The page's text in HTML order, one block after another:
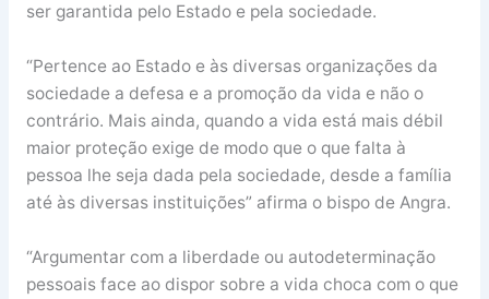
ser garantida pelo Estado e pela sociedade.
“Pertence ao Estado e às diversas organizações da
sociedade a defesa e a promoção da vida e não o
contrário. Mais ainda, quando a vida está mais débil
maior proteção exige de modo que o que falta à
pessoa lhe seja dada pela sociedade, desde a família
até às diversas instituições” afirma o bispo de Angra.
“Argumentar com a liberdade ou autodeterminação
pessoais face ao dispor sobre a vida choca com o que